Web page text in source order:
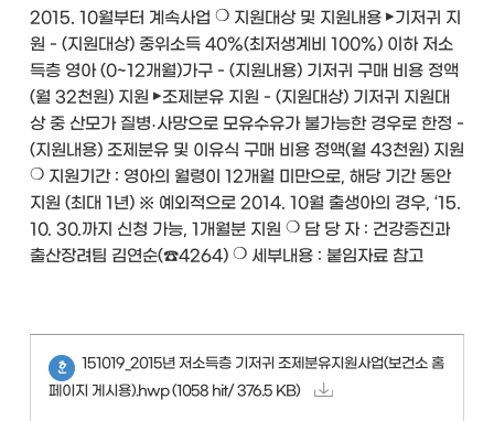
2015. 10월부터 계속사업 ❍ 지원대상 및 지원내용 ▸기저귀 지
원 - (지원대상) 중위소득 40%(최저생계비 100%) 이하 저소
득층 영아 (0~12개월)가구 - (지원내용) 기저귀 구매 비용 정액
(월 32천원) 지원 ▸조제분유 지원 - (지원대상) 기저귀 지원대
상 중 산모가 질병․사망으로 모유수유가 불가능한 경우로 한정 -
(지원내용) 조제분유 및 이유식 구매 비용 정액(월 43천원) 지원
❍ 지원기간 : 영아의 월령이 12개월 미만으로, 해당 기간 동안
지원 (최대 1년) ※ 예외적으로 2014. 10월 출생아의 경우, ‘15.
10. 30.까지 신청 가능, 1개월분 지원 ❍ 담 당 자 : 건강증진과
출산장려팀 김연순(☎4264) ❍ 세부내용 : 붙임자료 참고
151019_2015년 저소득층 기저귀 조제분유지원사업(보건소 홈
페이지 게시용).hwp (1058 hit/ 376.5 KB)